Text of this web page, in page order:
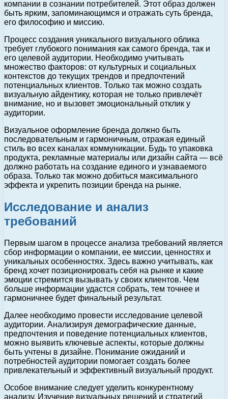
компании в сознании потребителей. Этот образ должен
быть ярким, запоминающимся и отражать суть бренда,
его философию и миссию.
Процесс создания уникального визуального облика
требует глубокого понимания как самого бренда, так и
его целевой аудитории. Необходимо учитывать
множество факторов: от культурных и социальных
контекстов до текущих трендов и предпочтений
потенциальных клиентов. Только так можно создать
визуальную айдентику, которая не только привлечёт
внимание, но и вызовет эмоциональный отклик у
аудитории.
Визуальное оформление бренда должно быть
последовательным и гармоничным, отражая единый
стиль во всех каналах коммуникации. Будь то упаковка
продукта, рекламные материалы или дизайн сайта — всё
должно работать на создание единого и узнаваемого
образа. Только так можно добиться максимального
эффекта и укрепить позиции бренда на рынке.
Исследование и анализ
требований
Первым шагом в процессе анализа требований является
сбор информации о компании, ее миссии, ценностях и
уникальных особенностях. Здесь важно учитывать, как
бренд хочет позиционировать себя на рынке и какие
эмоции стремится вызывать у своих клиентов. Чем
больше информации удастся собрать, тем точнее и
гармоничнее будет финальный результат.
Далее необходимо провести исследование целевой
аудитории. Анализируя демографические данные,
предпочтения и поведение потенциальных клиентов,
можно выявить ключевые аспекты, которые должны
быть учтены в дизайне. Понимание ожиданий и
потребностей аудитории помогает создать более
привлекательный и эффективный визуальный продукт.
Особое внимание следует уделить конкурентному
анализу. Изучение визуальных решений и стратегий